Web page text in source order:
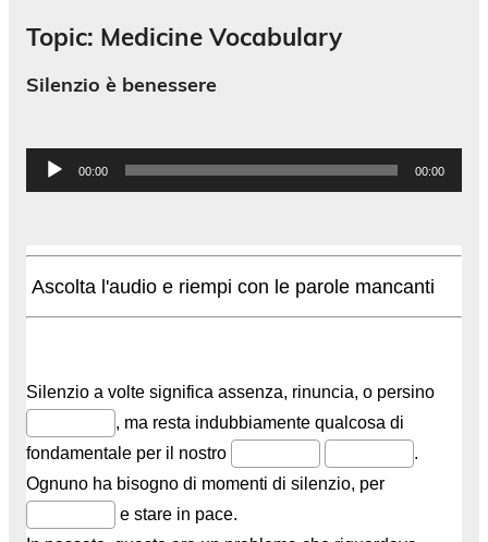
Topic: Medicine Vocabulary
Silenzio è benessere
Audio
Player
00:00 00:00